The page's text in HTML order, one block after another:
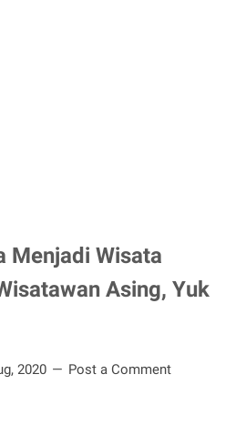
Menjadi Wisata
Asing, Yuk
2020 Post a Comment